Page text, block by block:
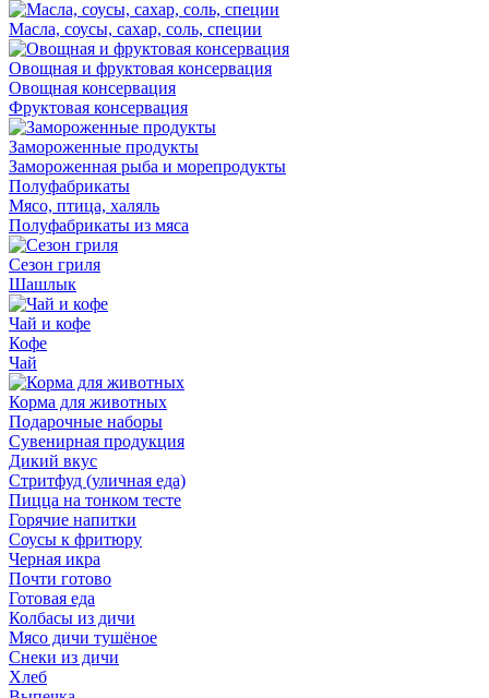
Масла, соусы, сахар, соль, специи
Овощная и фруктовая консервация
Овощная консервация
Фруктовая консервация
Замороженные продукты
Замороженная рыба и морепродукты
Полуфабрикаты
Мясо, птица, халяль
Полуфабрикаты из мяса
Сезон гриля
Шашлык
Чай и кофе
Кофе
Чай
Корма для животных
Подарочные наборы
Сувенирная продукция
Дикий вкус
Стритфуд (уличная еда)
Пицца на тонком тесте
Горячие напитки
Соусы к фритюру
Черная икра
Почти готово
Готовая еда
Колбасы из дичи
Мясо дичи тушёное
Снеки из дичи
Хлеб